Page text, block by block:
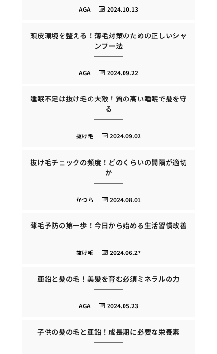
2024.10.13
AGA
頭皮環境を整える！薄毛対策のための正しいシャ
ンプー法
2024.09.22
AGA
睡眠不足は抜け毛の大敵！質の高い睡眠で髪を守
る
2024.09.02
抜け毛
抜け毛チェックの頻度！どのくらいの間隔が適切
か
2024.08.01
かつら
薄毛予防の第一歩！今日から始める生活習慣改善
2024.06.27
抜け毛
亜鉛と髪の毛！美髪を育む必須ミネラルの力
2024.05.23
AGA
子供の髪の毛と亜鉛！成長期に必要な栄養素